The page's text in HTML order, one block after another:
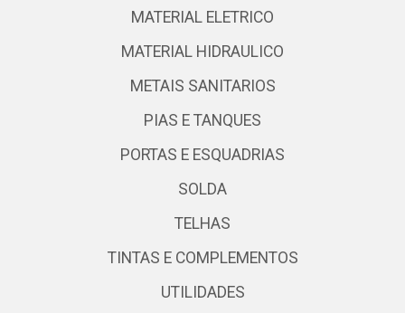
MATERIAL ELETRICO
MATERIAL HIDRAULICO
METAIS SANITARIOS
PIAS E TANQUES
PORTAS E ESQUADRIAS
SOLDA
TELHAS
TINTAS E COMPLEMENTOS
UTILIDADES